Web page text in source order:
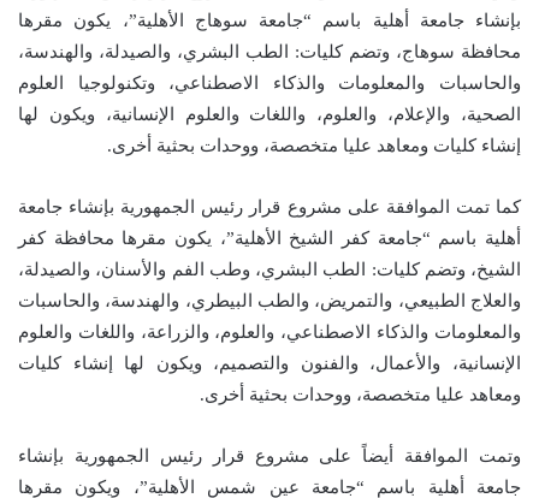
بإنشاء جامعة أهلية باسم “جامعة سوهاج الأهلية”، يكون مقرها
محافظة سوهاج، وتضم كليات: الطب البشري، والصيدلة، والهندسة،
والحاسبات والمعلومات والذكاء الاصطناعي، وتكنولوجيا العلوم
الصحية، والإعلام، والعلوم، واللغات والعلوم الإنسانية، ويكون لها
إنشاء كليات ومعاهد عليا متخصصة، ووحدات بحثية أخرى.
كما تمت الموافقة على مشروع قرار رئيس الجمهورية بإنشاء جامعة
أهلية باسم “جامعة كفر الشيخ الأهلية”، يكون مقرها محافظة كفر
الشيخ، وتضم كليات: الطب البشري، وطب الفم والأسنان، والصيدلة،
والعلاج الطبيعي، والتمريض، والطب البيطري، والهندسة، والحاسبات
والمعلومات والذكاء الاصطناعي، والعلوم، والزراعة، واللغات والعلوم
الإنسانية، والأعمال، والفنون والتصميم، ويكون لها إنشاء كليات
ومعاهد عليا متخصصة، ووحدات بحثية أخرى.
وتمت الموافقة أيضاً على مشروع قرار رئيس الجمهورية بإنشاء
جامعة أهلية باسم “جامعة عين شمس الأهلية”، ويكون مقرها